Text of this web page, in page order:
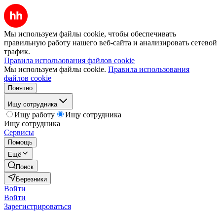
Мы используем файлы cookie, чтобы обеспечивать
правильную работу нашего веб-сайта и анализировать сетевой
трафик.
Правила использования файлов cookie
Мы используем файлы cookie. Правила использования
файлов cookie
Понятно
Ищу сотрудника
Ищу работу
Ищу сотрудника
Ищу сотрудника
Сервисы
Помощь
Ещё
Поиск
Березники
Войти
Войти
Зарегистрироваться